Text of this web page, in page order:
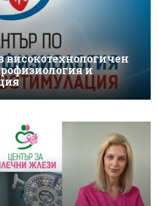
високотехнологичен
и